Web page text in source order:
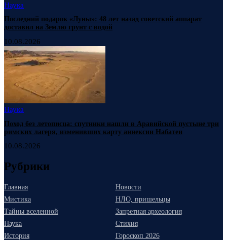
Наука
Последний подарок «Луны»: 48 лет назад советский аппарат
доставил на Землю грунт с водой
10.08.2026
Наука
Поход без летописца: спутники нашли в Аравийской пустыне три
римских лагеря, изменивших карту аннексии Набатеи
10.08.2026
Рубрики
Главная
Новости
Мистика
НЛО, пришельцы
Тайны вселенной
Запретная археология
Наука
Стихия
История
Гороскоп 2026